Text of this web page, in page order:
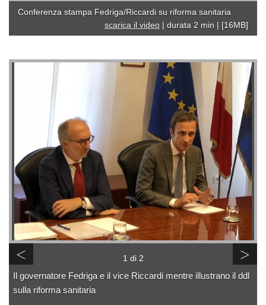
Conferenza stampa Fedriga/Riccardi su riforma sanitaria
scarica il video | durata 2 min | [16MB]
< 1 di 2 >
Il governatore Fedriga e il vice Riccardi mentre illustrano il ddl
sulla riforma sanitaria